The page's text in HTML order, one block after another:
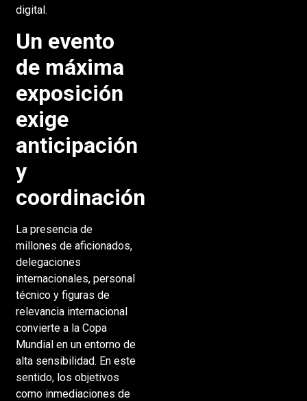
digital.
Un evento
de máxima
exposición
exige
anticipación
y
coordinación
La presencia de
millones de aficionados,
delegaciones
internacionales, personal
técnico y figuras de
relevancia internacional
convierte a la Copa
Mundial en un entorno de
alta sensibilidad. En este
sentido, los objetivos
como inmediaciones de